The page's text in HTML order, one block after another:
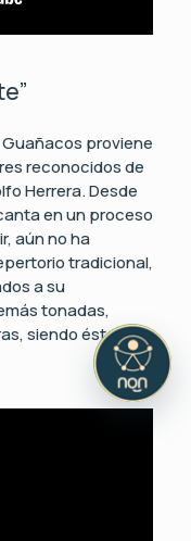
proviene
reconocidos de
Herrera. Desde
en un proceso
aún no ha
tradicional,
a su
tonadas,
siendo éstas